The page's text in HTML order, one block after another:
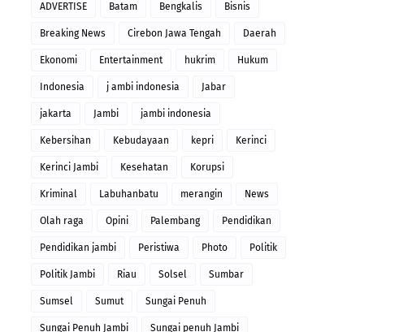
ADVERTISE Batam Bengkalis Bisnis
Breaking News Cirebon Jawa Tengah Daerah
Ekonomi Entertainment hukrim Hukum
Indonesia j ambi indonesia Jabar
jakarta Jambi jambi indonesia
Kebersihan Kebudayaan kepri Kerinci
Kerinci Jambi Kesehatan Korupsi
Kriminal Labuhanbatu merangin News
Olah raga Opini Palembang Pendidikan
Pendidikan jambi Peristiwa Photo Politik
Politik Jambi Riau Solsel Sumbar
Sumsel Sumut Sungai Penuh
Sungai Penuh Jambi Sungai penuh Jambi